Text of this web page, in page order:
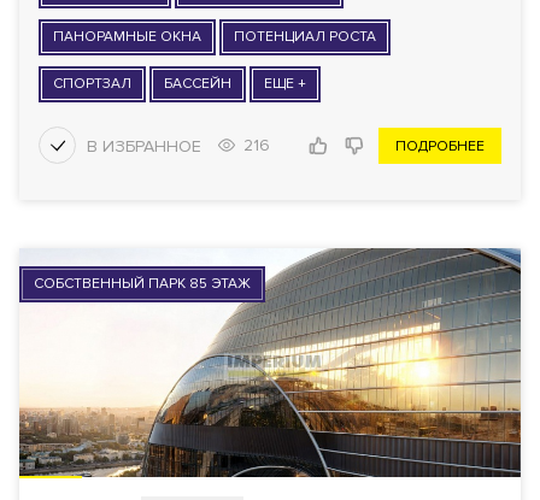
ПАНОРАМНЫЕ ОКНА ПОТЕНЦИАЛ РОСТА
СПОРТЗАЛ БАССЕЙН ЕЩЕ +
216 ПОДРОБНЕЕ
СОБСТВЕННЫЙ ПАРК 85 ЭТАЖ